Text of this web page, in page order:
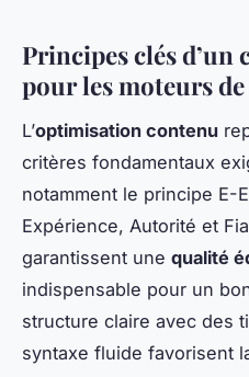
Principes clés
pour les moteurs
L’optimisation contenu
critères fondamentaux
notamment le principe E-
Expérience, Autorité et
garantissent une qualité
indispensable pour un
structure claire avec des
syntaxe fluide favorisent